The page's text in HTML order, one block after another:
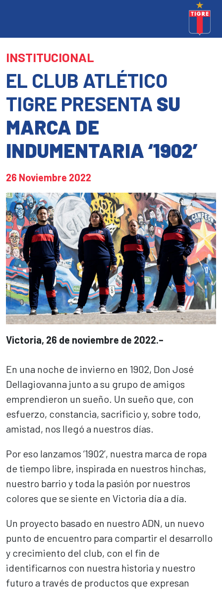
INSTITUCIONAL
EL CLUB ATLÉTICO
TIGRE PRESENTA SU
MARCA DE
INDUMENTARIA ‘1902’
26 Noviembre 2022
Victoria, 26 de noviembre de 2022.–
En una noche de invierno en 1902, Don José
Dellagiovanna junto a su grupo de amigos
emprendieron un sueño. Un sueño que, con
esfuerzo, constancia, sacrificio y, sobre todo,
amistad, nos llegó a nuestros días.
Por eso lanzamos ‘1902’, nuestra marca de ropa
de tiempo libre, inspirada en nuestros hinchas,
nuestro barrio y toda la pasión por nuestros
colores que se siente en Victoria día a día.
Un proyecto basado en nuestro ADN, un nuevo
punto de encuentro para compartir el desarrollo
y crecimiento del club, con el fin de
identificarnos con nuestra historia y nuestro
futuro a través de productos que expresan